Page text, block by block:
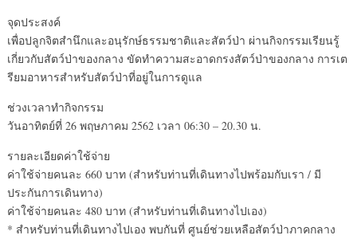
จุดประสงค์
เพื่อปลูกจิตสำนึกและอนุรักษ์ธรรมชาติและสัตว์ป่า ผ่านกิจกรรมเรียนรู้
เกี่ยวกับสัตว์ป่าของกลาง ขัดทำความสะอาดกรงสัตว์ป่าของกลาง การเต
รียมอาหารสำหรับสัตว์ป่าที่อยู่ในการดูแล
ช่วงเวลาทำกิจกรรม
วันอาทิตย์ที่ 26 พฤษภาคม 2562 เวลา 06:30 – 20.30 น.
รายละเอียดค่าใช้จ่าย
ค่าใช้จ่ายคนละ 660 บาท (สำหรับท่านที่เดินทางไปพร้อมกับเรา / มี
ประกันการเดินทาง)
ค่าใช้จ่ายคนละ 480 บาท (สำหรับท่านที่เดินทางไปเอง)
* สำหรับท่านที่เดินทางไปเอง พบกันที่ ศูนย์ช่วยเหลือสัตว์ป่าภาคกลาง